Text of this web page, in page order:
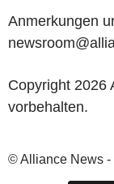
Anmerkungen
Copyright 2026
vorbehalten.
© Alliance News -